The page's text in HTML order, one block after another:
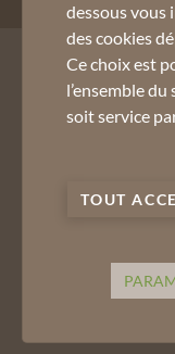
Mentions Légales
Assurances
Données personnelles
dessous vous
des cookies
Ce choix est
l’ensemble du
soit service
TOUT